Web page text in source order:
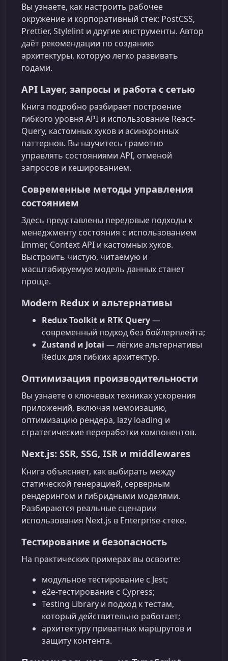
Вы узнаете, как настроить рабочее
окружение и корпоративный стек: PostCSS,
Prettier, Stylelint и другие инструменты. Автор
даёт рекомендации по созданию
архитектуры, которую легко развивать
годами.
API Layer, запросы и работа с сетью
Книга подробно разбирает построение
гибкого уровня API и использование React-
Query, кастомных хуков и асинхронных
паттернов. Вы научитесь грамотно
управлять состояниями API, отменой
запросов и кешированием.
Современные методы управления
состоянием
Здесь представлены передовые подходы к
менеджменту состояния с использованием
Immer, Context API и кастомных хуков.
Выстроить чистую, читаемую и
масштабируемую модель данных станет
проще.
Modern Redux и альтернативы
Redux Toolkit и RTK Query—
современный подход без бойлерплейта;
Zustand и Jotai — лёгкие альтернативы
Redux для гибких архитектур.
Оптимизация производительности
Вы узнаете о ключевых техниках ускорения
приложений, включая мемоизацию,
оптимизацию рендера, lazy loading и
стратегические переработки компонентов.
Next.js: SSR, SSG, ISR и middlewares
Книга объясняет, как выбирать между
статической генерацией, серверным
рендерингом и гибридными моделями.
Разбираются реальные сценарии
использования Next.js в Enterprise‑стеке.
Тестирование и безопасность
На практических примерах вы освоите:
модульное тестирование с Jest;
e2e‑тестирование с Cypress;
Testing Library и подход к тестам,
который действительно работает;
архитектуру приватных маршрутов и
защиту контента.